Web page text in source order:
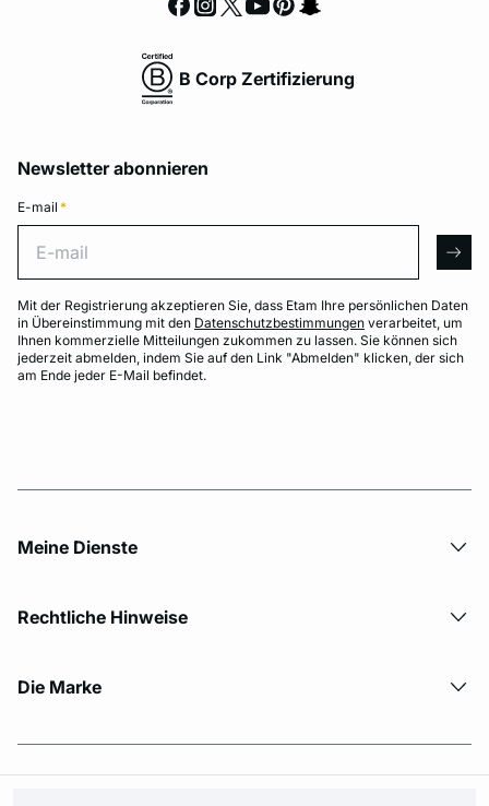
B Corp Zertifizierung
Newsletter abonnieren
E-mail *
Mit der Registrierung akzeptieren Sie, dass Etam Ihre persönlichen Daten
in Übereinstimmung mit den Datenschutzbestimmungen verarbeitet, um
Ihnen kommerzielle Mitteilungen zukommen zu lassen. Sie können sich
jederzeit abmelden, indem Sie auf den Link "Abmelden" klicken, der sich
am Ende jeder E-Mail befindet.
Meine Dienste
Rechtliche Hinweise
Die Marke